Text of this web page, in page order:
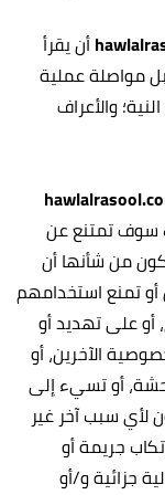
أن يقرأ
مواصلة عملية
والأعراف
سوف تمتنع عن
من شأنها أن
تمنع استخدامهم
أو على تهديد أو
الآخرين، أو
أو تسيء إلى
لأي سبب آخر غير
جريمة أو
جزائية و/أو